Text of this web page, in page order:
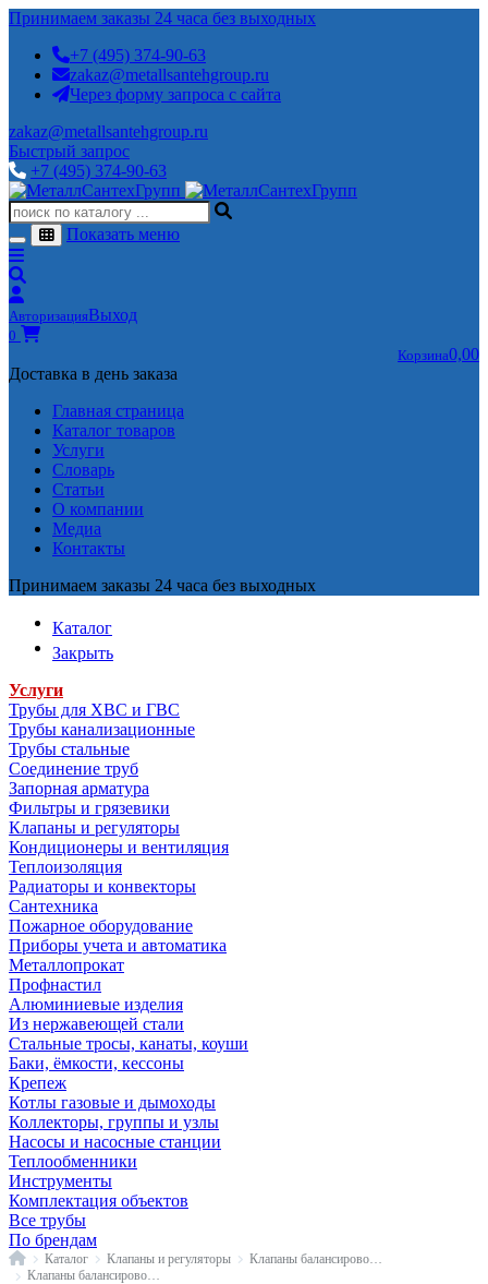
Принимаем заказы 24 часа без выходных
+7 (495) 374-90-63
zakaz@metallsantehgroup.ru
Через форму запроса с сайта
zakaz@metallsantehgroup.ru
Быстрый запрос
+7 (495) 374-90-63
Показать меню
АвторизацияВыход
0
Корзина0,00
Доставка в день заказа
Главная страница
Каталог товаров
Услуги
Словарь
Статьи
О компании
Медиа
Контакты
Принимаем заказы 24 часа без выходных
Каталог
Закрыть
Услуги
Трубы для ХВС и ГВС
Трубы канализационные
Трубы стальные
Соединение труб
Запорная арматура
Фильтры и грязевики
Клапаны и регуляторы
Кондиционеры и вентиляция
Теплоизоляция
Радиаторы и конвекторы
Сантехника
Пожарное оборудование
Приборы учета и автоматика
Металлопрокат
Профнастил
Алюминиевые изделия
Из нержавеющей стали
Стальные тросы, канаты, коуши
Баки, ёмкости, кессоны
Крепеж
Котлы газовые и дымоходы
Коллекторы, группы и узлы
Насосы и насосные станции
Теплообменники
Инструменты
Комплектация объектов
Все трубы
По брендам
ГлавнаяКаталог Клапаны и регуляторы
Клапаны балансировочные чугунные